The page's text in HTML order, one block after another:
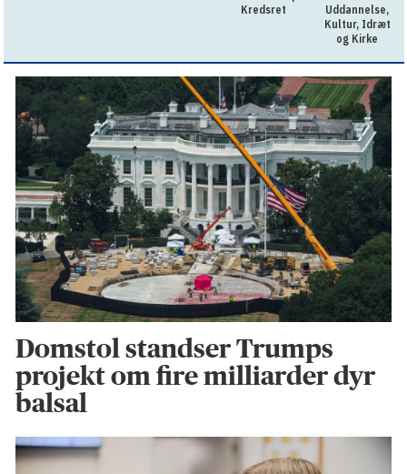
Kredsret
Uddannelse,
Kultur, Idræt
og Kirke
Domstol standser Trumps
projekt om fire milliarder dyr
balsal